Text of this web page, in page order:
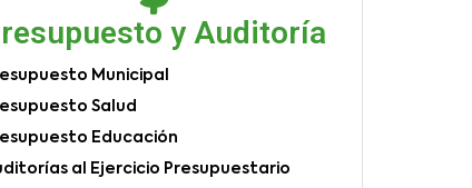
y Auditoría
Municipal
Salud
Educación
al Ejercicio Presupuestario